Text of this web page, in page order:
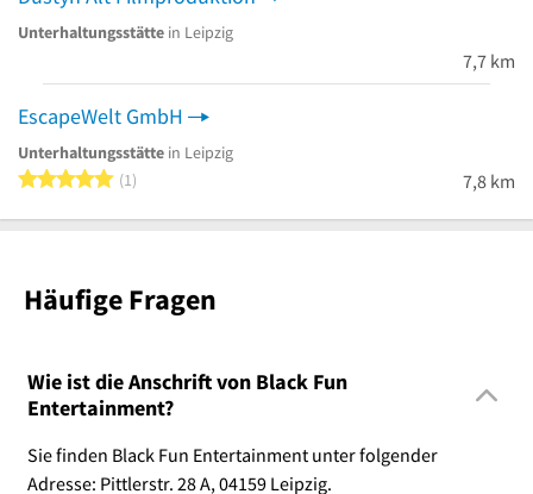
Unterhaltungsstätte in Leipzig
7,7 km
EscapeWelt GmbH
Unterhaltungsstätte in Leipzig
5 von 5 Sternen
1 7,8 km
Häufige Fragen
Wie ist die Anschrift von Black Fun
Entertainment?
Sie finden Black Fun Entertainment unter folgender
Adresse: Pittlerstr. 28 A, 04159 Leipzig.